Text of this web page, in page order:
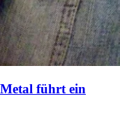
führt ein